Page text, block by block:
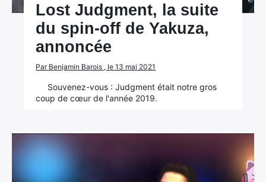
Lost Judgment, la suite
du spin-off de Yakuza,
annoncée
Par Benjamin Barois , le 13 mai 2021
Souvenez-vous : Judgment était notre gros
coup de cœur de l'année 2019.